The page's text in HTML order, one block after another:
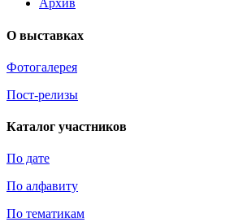
Архив
О выставках
Фотогалерея
Пост-релизы
Каталог участников
По дате
По алфавиту
По тематикам